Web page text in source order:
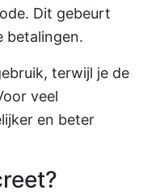
Dit gebeurt
betalingen.
terwijl je de
veel
en beter